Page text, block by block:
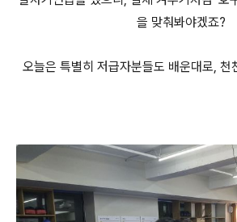
을 맞춰봐야겠죠?
오늘은 특별히 저급자분들도 배운대로, 천